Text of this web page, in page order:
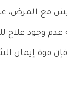
مع المرض،
عدم وجود علاج
فإن قوة إيمان